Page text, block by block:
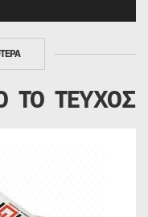
ΤΟ ΤΕΥΧΟΣ